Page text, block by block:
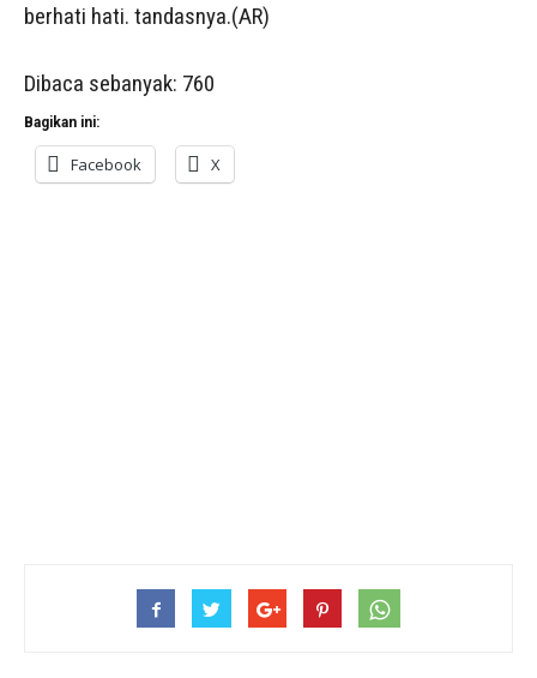
berhati hati. tandasnya.(AR)
Dibaca sebanyak: 760
Bagikan ini:
Facebook X